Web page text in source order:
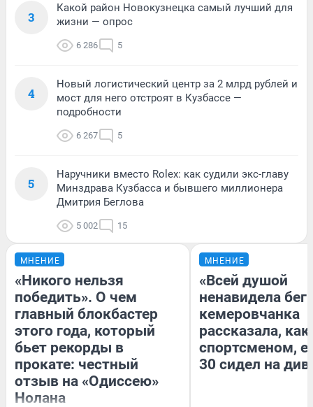
3
Какой район Новокузнецка самый лучший для
жизни — опрос
6 286 5
4
Новый логистический центр за 2 млрд рублей и
мост для него отстроят в Кузбассе —
подробности
6 267 5
5
Наручники вместо Rolex: как судили экс-главу
Минздрава Кузбасса и бывшего миллионера
Дмитрия Беглова
5 002 15
МНЕНИЕ
«Никого нельзя
победить». О чем
главный блокбастер
этого года, который
бьет рекорды в
прокате: честный
отзыв на «Одиссею»
Нолана
МНЕНИЕ
«Всей душой
ненавидела
кемеровчанка
рассказала, как
спортсменом,
30 сидел на